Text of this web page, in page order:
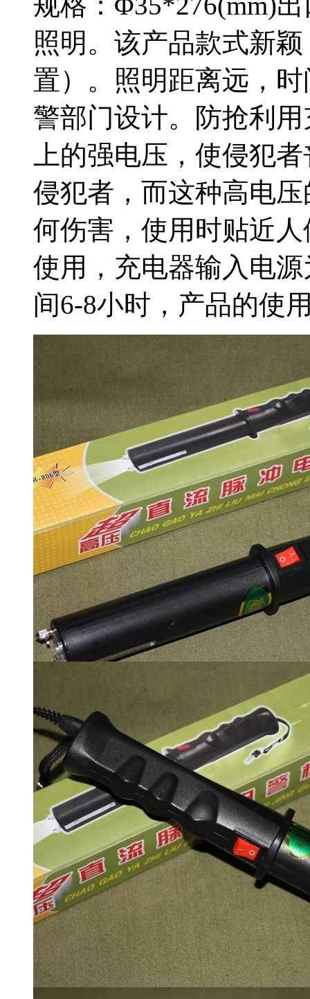
照明。该产品款式新
置）。照明距离远，
警部门设计。防抢利
上的强电压，使侵犯
侵犯者，而这种高电
何伤害，使用时贴近
使用，充电器输入电
间6-8小时，产品的使